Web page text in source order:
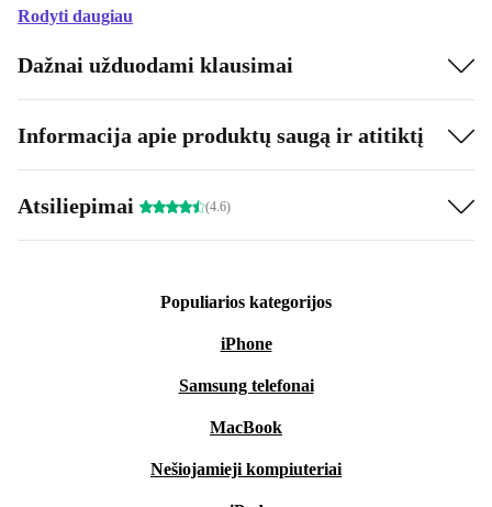
Rodyti daugiau
Dažnai užduodami klausimai
Informacija apie produktų saugą ir atitiktį
Atsiliepimai (4.6)
Populiarios kategorijos
iPhone
Samsung telefonai
MacBook
Nešiojamieji kompiuteriai